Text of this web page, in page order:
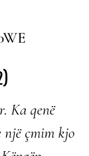
Ka qenë
një çmim kjo